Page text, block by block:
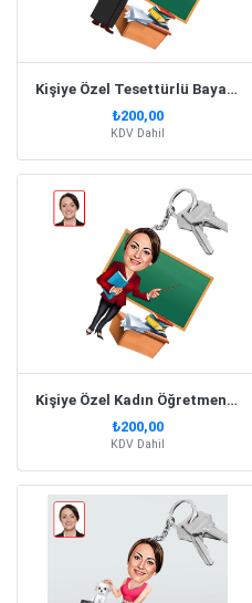
Kişiye Özel Tesettürlü Bayan Öğretmen Karikatür Anahtarlık
₺200,00
KDV Dahil
Kişiye Özel Kadın Öğretmen Karikatürlü Anahtarlık
₺200,00
KDV Dahil